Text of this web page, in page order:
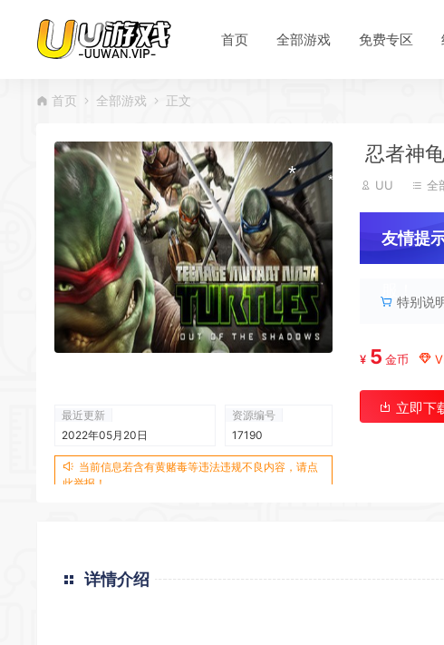
首页 全部游戏 免费专区
首页 全部游戏 正文
最近更新
2022年05月20日
资源编号
17190
当前信息若含有黄赌毒等违法违规不良内容，请点
此举报！
忍者神
UU 全
友情提
特别说
¥ 5 金币
立即下
详情介绍